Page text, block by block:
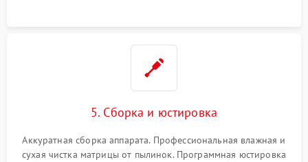
5. Сборка и юстировка
Аккуратная сборка аппарата. Профессиональная влажная и
сухая чистка матрицы от пылинок. Программная юстировка